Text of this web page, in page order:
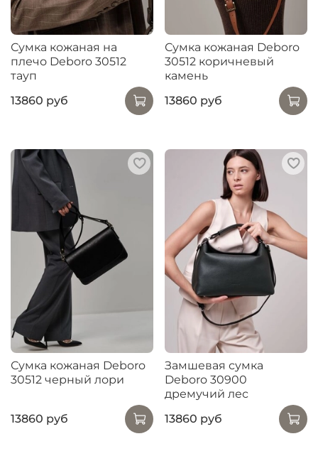
Сумка кожаная на
плечо Deboro 30512
тауп
13860 руб
Сумка кожаная Deboro
30512 коричневый
камень
13860 руб
Сумка кожаная Deboro
30512 черный лори
13860 руб
Замшевая сумка
Deboro 30900
дремучий лес
13860 руб